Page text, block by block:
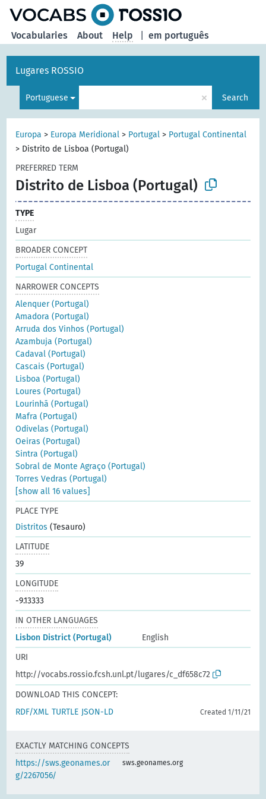
em português
Vocabularies About Help
Lugares ROSSIO
Portuguese × Search
Europa > Europa Meridional > Portugal > Portugal Continental
> Distrito de Lisboa (Portugal)
PREFERRED TERM
Distrito de Lisboa (Portugal)
TYPE
Lugar
BROADER CONCEPT
Portugal Continental
NARROWER CONCEPTS
Alenquer (Portugal)
Amadora (Portugal)
Arruda dos Vinhos (Portugal)
Azambuja (Portugal)
Cadaval (Portugal)
Cascais (Portugal)
Lisboa (Portugal)
Loures (Portugal)
Lourinhã (Portugal)
Mafra (Portugal)
Odivelas (Portugal)
Oeiras (Portugal)
Sintra (Portugal)
Sobral de Monte Agraço (Portugal)
Torres Vedras (Portugal)
[show all 16 values]
PLACE TYPE
Distritos (Tesauro)
LATITUDE
39
LONGITUDE
-9.13333
IN OTHER LANGUAGES
Lisbon District (Portugal)
English
URI
http://vocabs.rossio.fcsh.unl.pt/lugares/c_df658c72
DOWNLOAD THIS CONCEPT:
RDF/XML TURTLE JSON-LD Created 1/11/21
EXACTLY MATCHING CONCEPTS
https://sws.geonames.or
g/2267056/
sws.geonames.org